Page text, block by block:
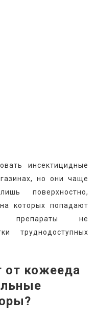
инсектицидные
но они чаще
поверхностно,
которых попадают
препараты не
труднодоступных
от кожееда